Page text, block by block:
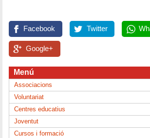
Facebook Twitter
Google+
Menú
Associacions
Voluntariat
Centres educatius
Joventut
Cursos i formació